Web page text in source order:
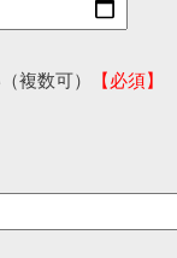
複数可）
【必須】